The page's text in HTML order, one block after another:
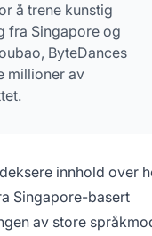
å trene kunstig
fra Singapore og
ByteDances
millioner av
innhold over
Singapore-basert
av store